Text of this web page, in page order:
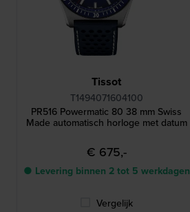
Tissot
T1494071604100
PR516 Powermatic 80 38 mm Swiss
Made automatisch horloge met datum
€ 675,-
● Levering binnen 2 tot 5 werkdagen
Vergelijk